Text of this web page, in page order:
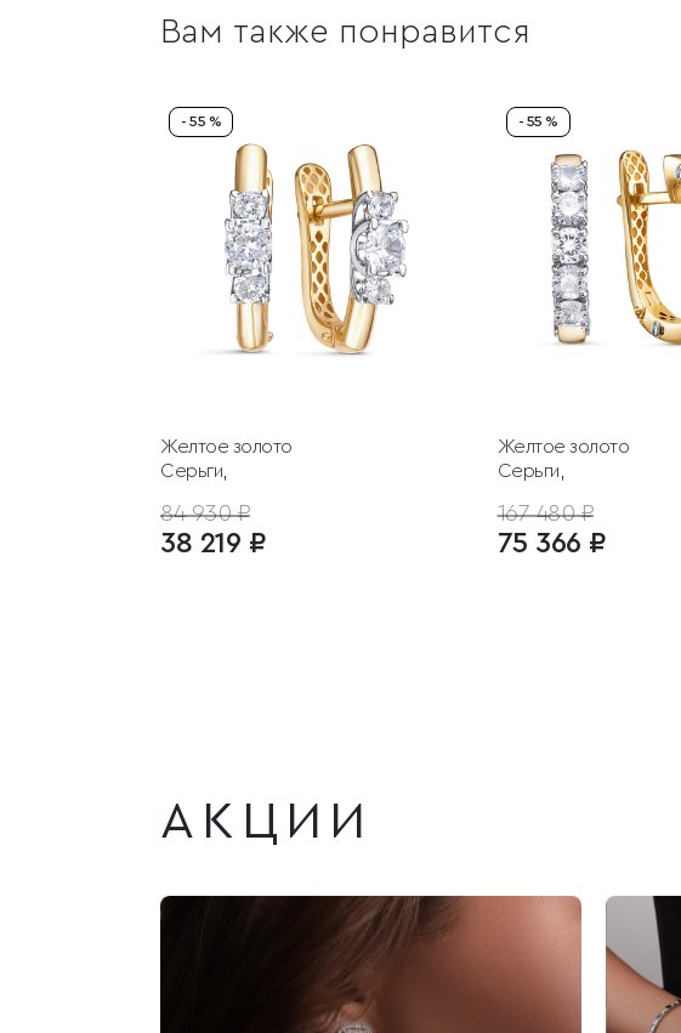
Вам также понравится
- 55 %
Желтое золото
Серьги,
84 930 ₽
38 219 ₽
- 55 %
Желтое золото
Серьги,
167 480 ₽
75 366 ₽
АКЦИИ